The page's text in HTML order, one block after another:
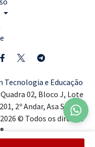
Tecnologia e Educação
02, Bloco J, Lote
2º Andar, Asa Sul,
© Todos os direitos